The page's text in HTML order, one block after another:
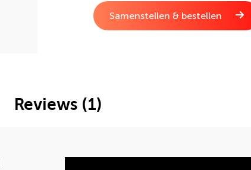
Samenstellen & bestellen
Reviews (1)